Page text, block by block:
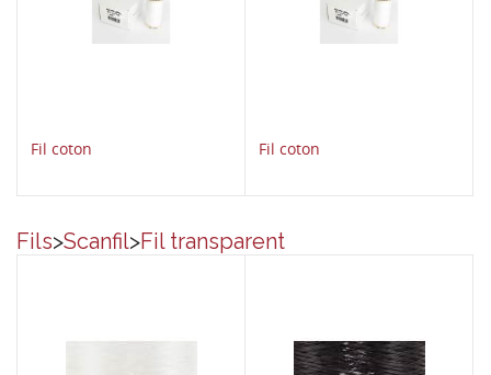
Fil coton Fil coton
Fils>Scanfil>Fil transparent